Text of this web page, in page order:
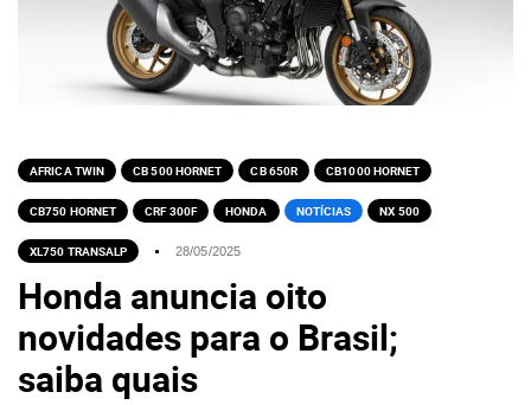
AFRICA TWIN CB 500 HORNET CB 650R CB1000 HORNET
CB750 HORNET CRF 300F HONDA NOTÍCIAS NX 500
XL750 TRANSALP 28/05/2025
Honda anuncia oito
novidades para o Brasil;
saiba quais